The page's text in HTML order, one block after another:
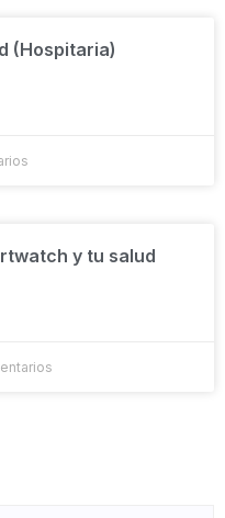
(Hospitaria)
y tu salud